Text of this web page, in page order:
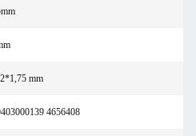
mm
4656408